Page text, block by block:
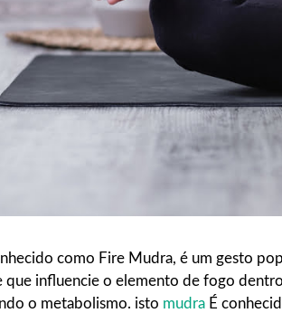
como Fire Mudra, é um gesto
que influencie o elemento de fogo
o metabolismo. isto mudra É